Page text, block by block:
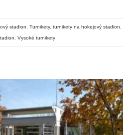
stadion Turnikety, turnikety na hokejový stadion
Vysoké turnikety